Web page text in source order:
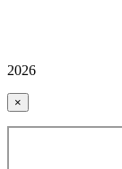
2026
×